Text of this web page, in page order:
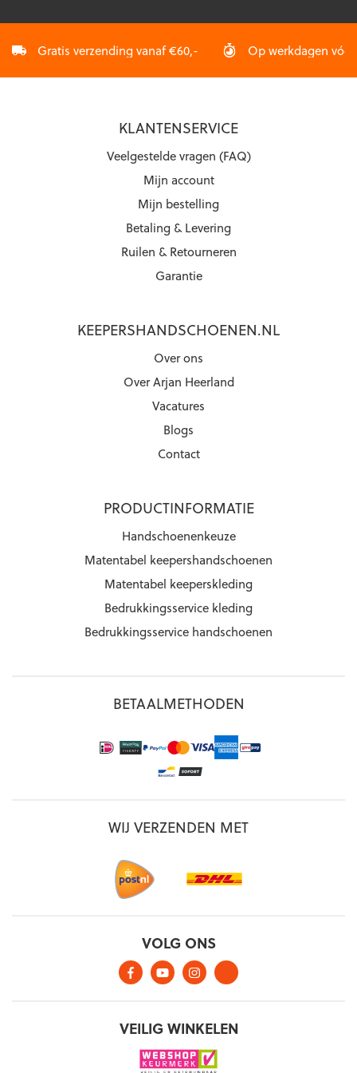
Gratis verzending vanaf €60,- Op werkdagen
KLANTENSERVICE
Veelgestelde vragen (FAQ)
Mijn account
Mijn bestelling
Betaling & Levering
Ruilen & Retourneren
Garantie
KEEPERSHANDSCHOENEN.NL
Over ons
Over Arjan Heerland
Vacatures
Blogs
Contact
PRODUCTINFORMATIE
Handschoenenkeuze
Matentabel keepershandschoenen
Matentabel keeperskleding
Bedrukkingsservice kleding
Bedrukkingsservice handschoenen
BETAALMETHODEN
WIJ VERZENDEN MET